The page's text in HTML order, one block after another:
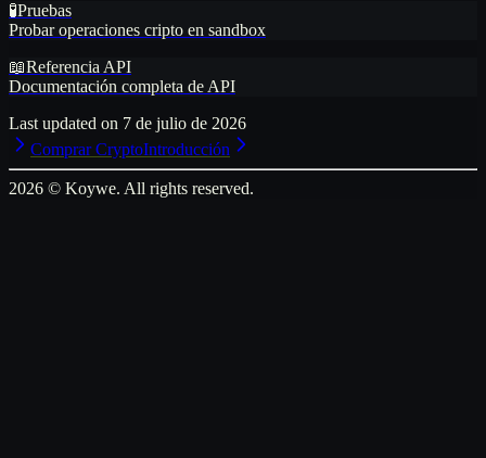
🧪Pruebas
Probar operaciones cripto en sandbox
📖Referencia API
Documentación completa de API
Last updated on 7 de julio de 2026
Comprar CryptoIntroducción
2026 © Koywe. All rights reserved.